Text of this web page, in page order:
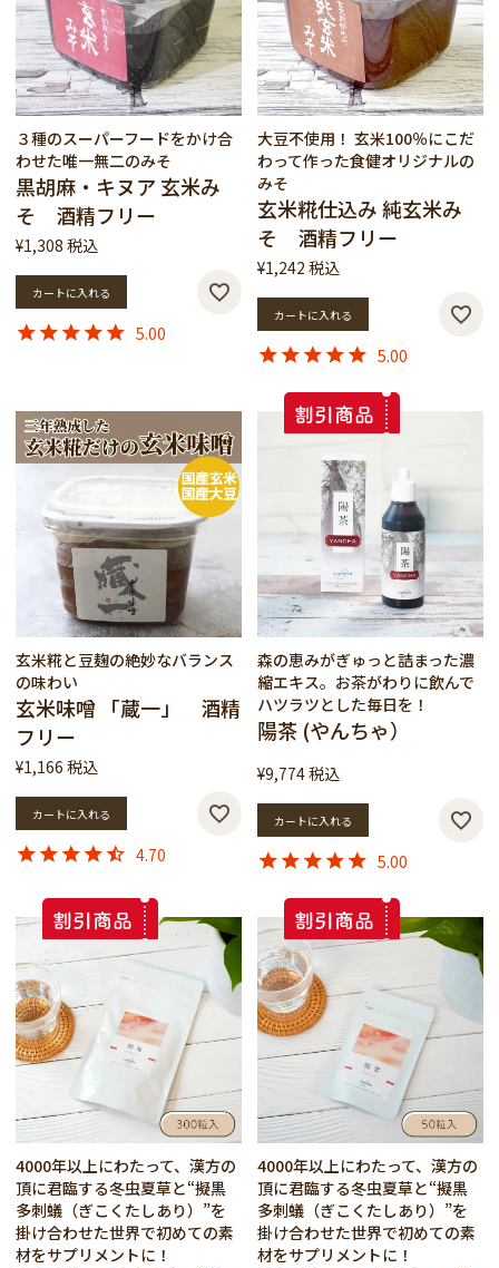
３種のスーパーフードをかけ合
わせた唯一無二のみそ
黒胡麻・キヌア 玄米み
そ 酒精フリー
¥1,308 税込
カートに入れる
5.00
大豆不使用！ 玄米100％にこだ
わって作った食健オリジナルの
みそ
玄米糀仕込み 純玄米み
そ 酒精フリー
¥1,242 税込
カートに入れる
5.00
玄米糀と豆麹の絶妙なバランス
の味わい
玄米味噌 「蔵一」 酒精
フリー
¥1,166 税込
カートに入れる
4.70
森の恵みがぎゅっと詰まった濃
縮エキス。お茶がわりに飲んで
ハツラツとした毎日を！
陽茶 (やんちゃ）
¥9,774税込
カートに入れる
5.00
4000年以上にわたって、漢方の
頂に君臨する冬虫夏草と“擬黒
多刺蟻（ぎこくたしあり）”を
掛け合わせた世界で初めての素
材をサプリメントに！
4000年以上にわたって、漢方の
頂に君臨する冬虫夏草と“擬黒
多刺蟻（ぎこくたしあり）”を
掛け合わせた世界で初めての素
材をサプリメントに！